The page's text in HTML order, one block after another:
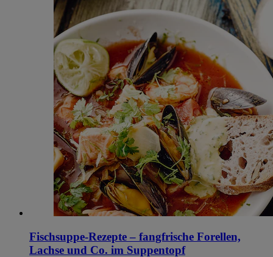
Fischsuppe-Rezepte – fangfrische Forellen,
Lachse und Co. im Suppentopf